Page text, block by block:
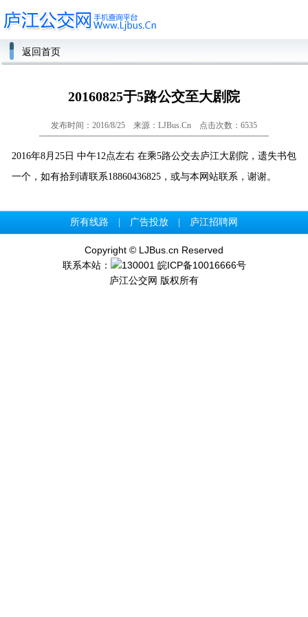
返回首页
20160825于5路公交至大剧院
发布时间：2016/8/25 来源：LJBus.Cn 点击次数：6535
2016年8月25日 中午12点左右 在乘5路公交去庐江大剧院，遗失书包
一个，如有拾到请联系18860436825，或与本网站联系，谢谢。
所有线路 广告投放 庐江招聘网
Copyright © LJBus.cn Reserved
联系本站：
130001 皖ICP备10016666号
庐江公交网 版权所有